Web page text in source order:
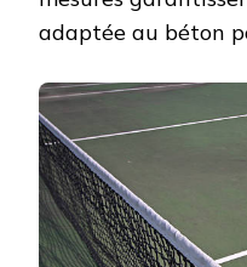
adaptée au béton